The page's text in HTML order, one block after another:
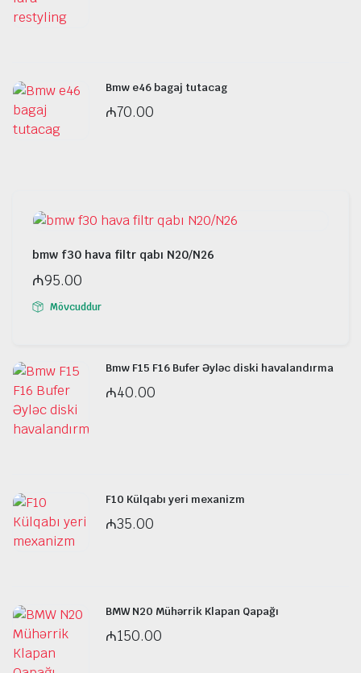
Bmw e46 bagaj tutacag
₼70.00
bmw f30 hava filtr qabı N20/N26
₼95.00
Mövcuddur
Bmw F15 F16 Bufer Əyləc diski havalandırma
₼40.00
F10 Külqabı yeri mexanizm
₼35.00
BMW N20 Mühərrik Klapan Qapağı
₼150.00